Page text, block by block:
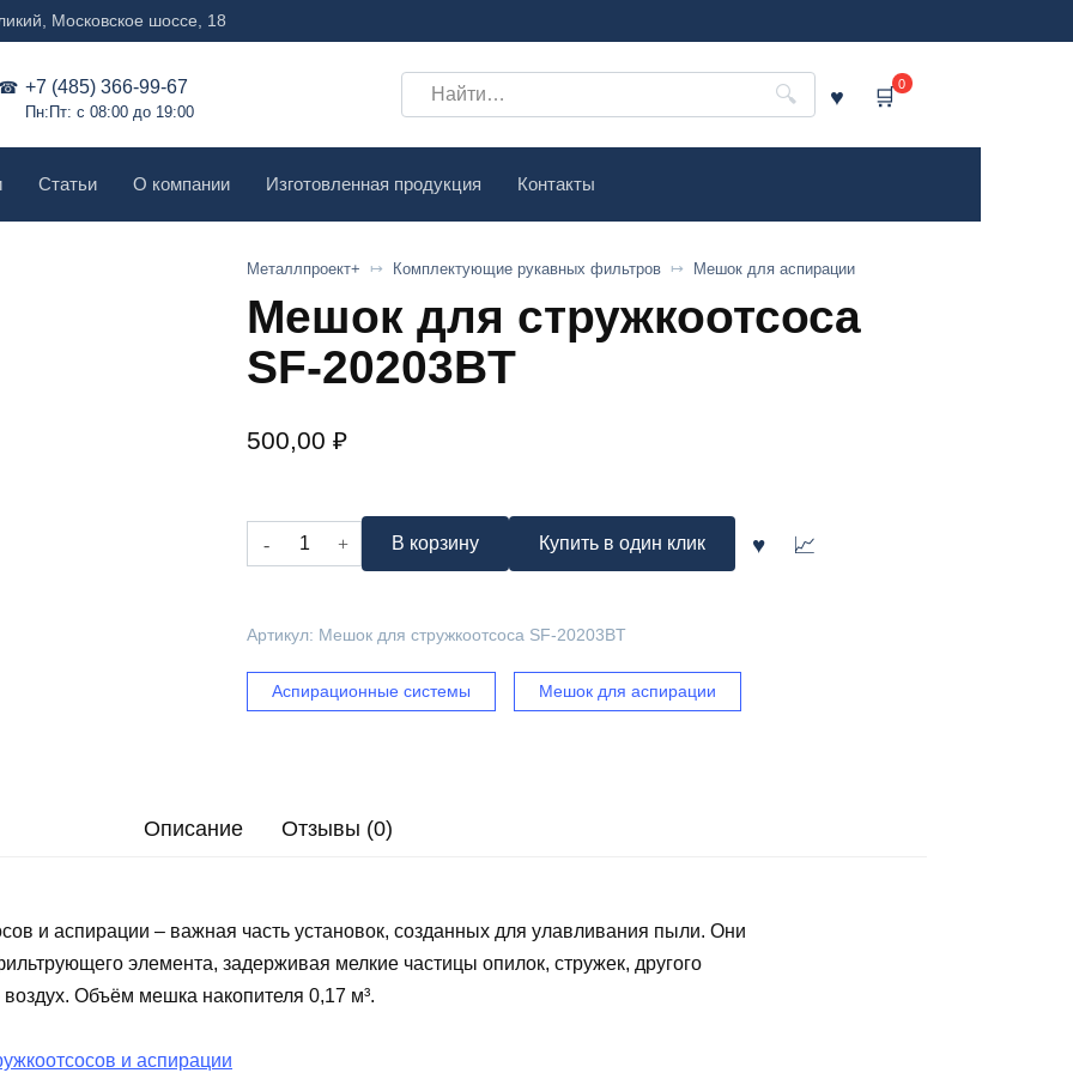
Московское шоссе, 18
+7 (485) 366-99-67
Пн:Пт: с 08:00 до 19:00
Search
for:
0
Статьи О компании Изготовленная продукция Контакты
Металлпроект+ Комплектующие рукавных фильтров Мешок для аспирации
Мешок для стружкоотсоса
SF-20203BT
500,00 ₽
Количество
товара
стружкоотсоса
SF-
20203BT
В корзину Купить в один клик
Артикул: Мешок для стружкоотсоса SF-20203BT
Аспирационные системы Мешок для аспирации
Описание Отзывы (0)
и аспирации – важная часть установок, созданных для улавливания пыли. Они
элемента, задерживая мелкие частицы опилок, стружек, другого
Объём мешка накопителя 0,17 м³.
и аспирации